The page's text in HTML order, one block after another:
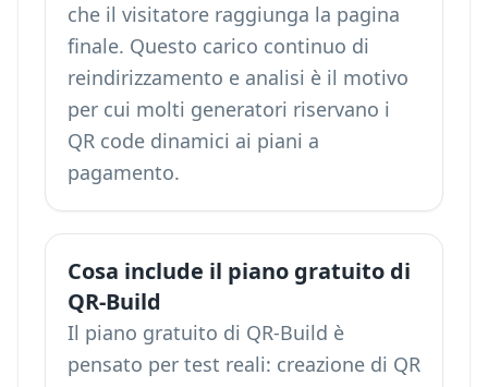
che il visitatore raggiunga la pagina
finale. Questo carico continuo di
reindirizzamento e analisi è il motivo
per cui molti generatori riservano i
QR code dinamici ai piani a
pagamento.
Cosa include il piano gratuito di
QR-Build
Il piano gratuito di QR-Build è
pensato per test reali: creazione di QR